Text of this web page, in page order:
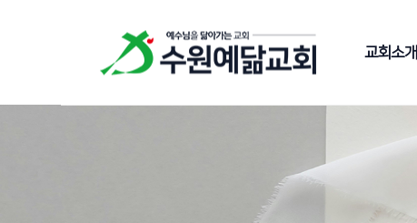
교회소개